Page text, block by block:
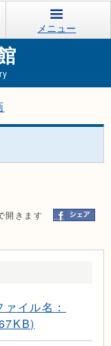
メニュー
開きます
イル名：